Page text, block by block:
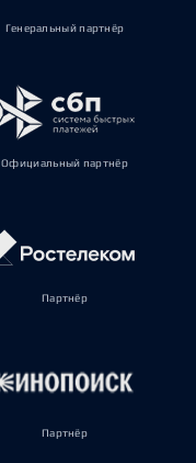
Генеральный партнёр
Официальный партнёр
Партнёр
Партнёр